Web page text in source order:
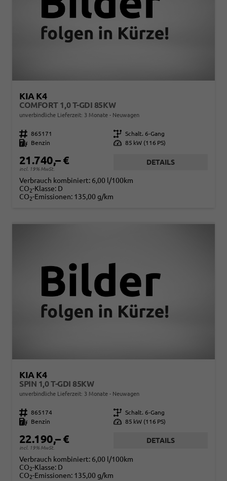
KIA K4
COMFORT 1,0 T-GDI 85KW
unverbindliche Lieferzeit: 3 Monate Neuwagen
Fahrzeugnr. 865171 Getriebe Schalt. 6-Gang
Kraftstoff
Benzin Leistung 85 kW (116 PS)
21.740,– €
incl. 19% MwSt.
DETAILS
Verbrauch kombiniert: 6,00 l/100km
CO2-Klasse: D
CO2-Emissionen: 135,00 g/km
KIA K4
SPIN 1,0 T-GDI 85KW
unverbindliche Lieferzeit: 3 Monate Neuwagen
Fahrzeugnr. 865174 Getriebe Schalt. 6-Gang
Kraftstoff
Benzin Leistung 85 kW (116 PS)
22.190,– €
incl. 19% MwSt.
DETAILS
Verbrauch kombiniert: 6,00 l/100km
CO2-Klasse: D
CO2-Emissionen: 135,00 g/km